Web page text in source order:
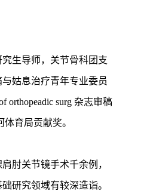
生导师，关节骨科团支
姑息治疗青年专业委员
surg 杂志审稿
育局贡献奖。
肘关节镜手术千余例，
研究领域有较深造诣。